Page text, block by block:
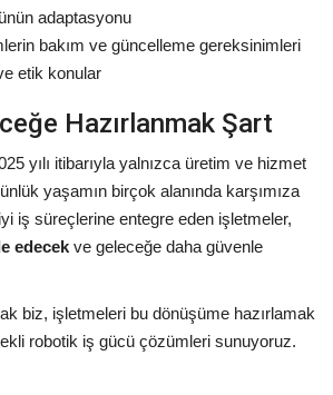
adaptasyonu
bakım ve güncelleme gereksinimleri
etik konular
Hazırlanmak Şart
yılı itibarıyla yalnızca üretim ve hizmet
yaşamın birçok alanında karşımıza
iş süreçlerine entegre eden işletmeler,
edecek ve geleceğe daha güvenle
biz, işletmeleri bu dönüşüme hazırlamak
robotik iş gücü çözümleri sunuyoruz.